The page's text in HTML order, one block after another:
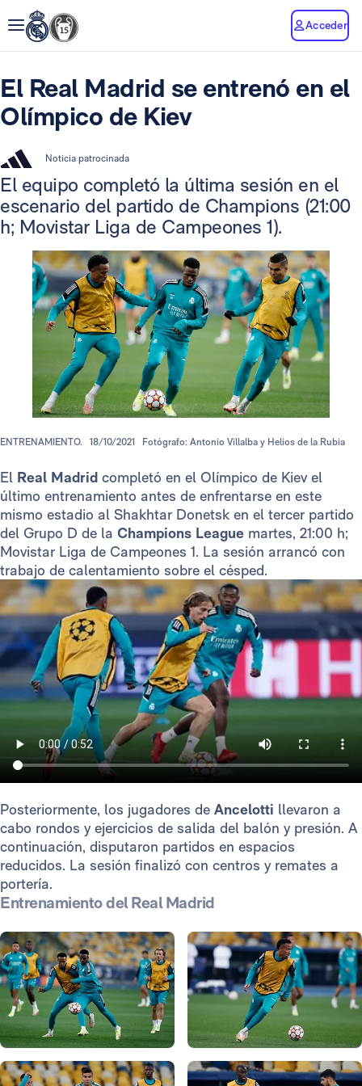
Acceder
El Real Madrid se entrenó en el
Olímpico de Kiev
Noticia patrocinada
El equipo completó la última sesión en el
escenario del partido de Champions (21:00
h; Movistar Liga de Campeones 1).
ENTRENAMIENTO. 18/10/2021 Fotógrafo: Antonio Villalba y Helios de la Rubia
El Real Madrid completó en el Olímpico de Kiev el
último entrenamiento antes de enfrentarse en este
mismo estadio al Shakhtar Donetsk en el tercer partido
del Grupo D de la Champions League martes, 21:00 h;
Movistar Liga de Campeones 1. La sesión arrancó con
trabajo de calentamiento sobre el césped.
Posteriormente, los jugadores de Ancelotti llevaron a
cabo rondos y ejercicios de salida del balón y presión. A
continuación, disputaron partidos en espacios
reducidos. La sesión finalizó con centros y remates a
portería.
Entrenamiento del Real Madrid